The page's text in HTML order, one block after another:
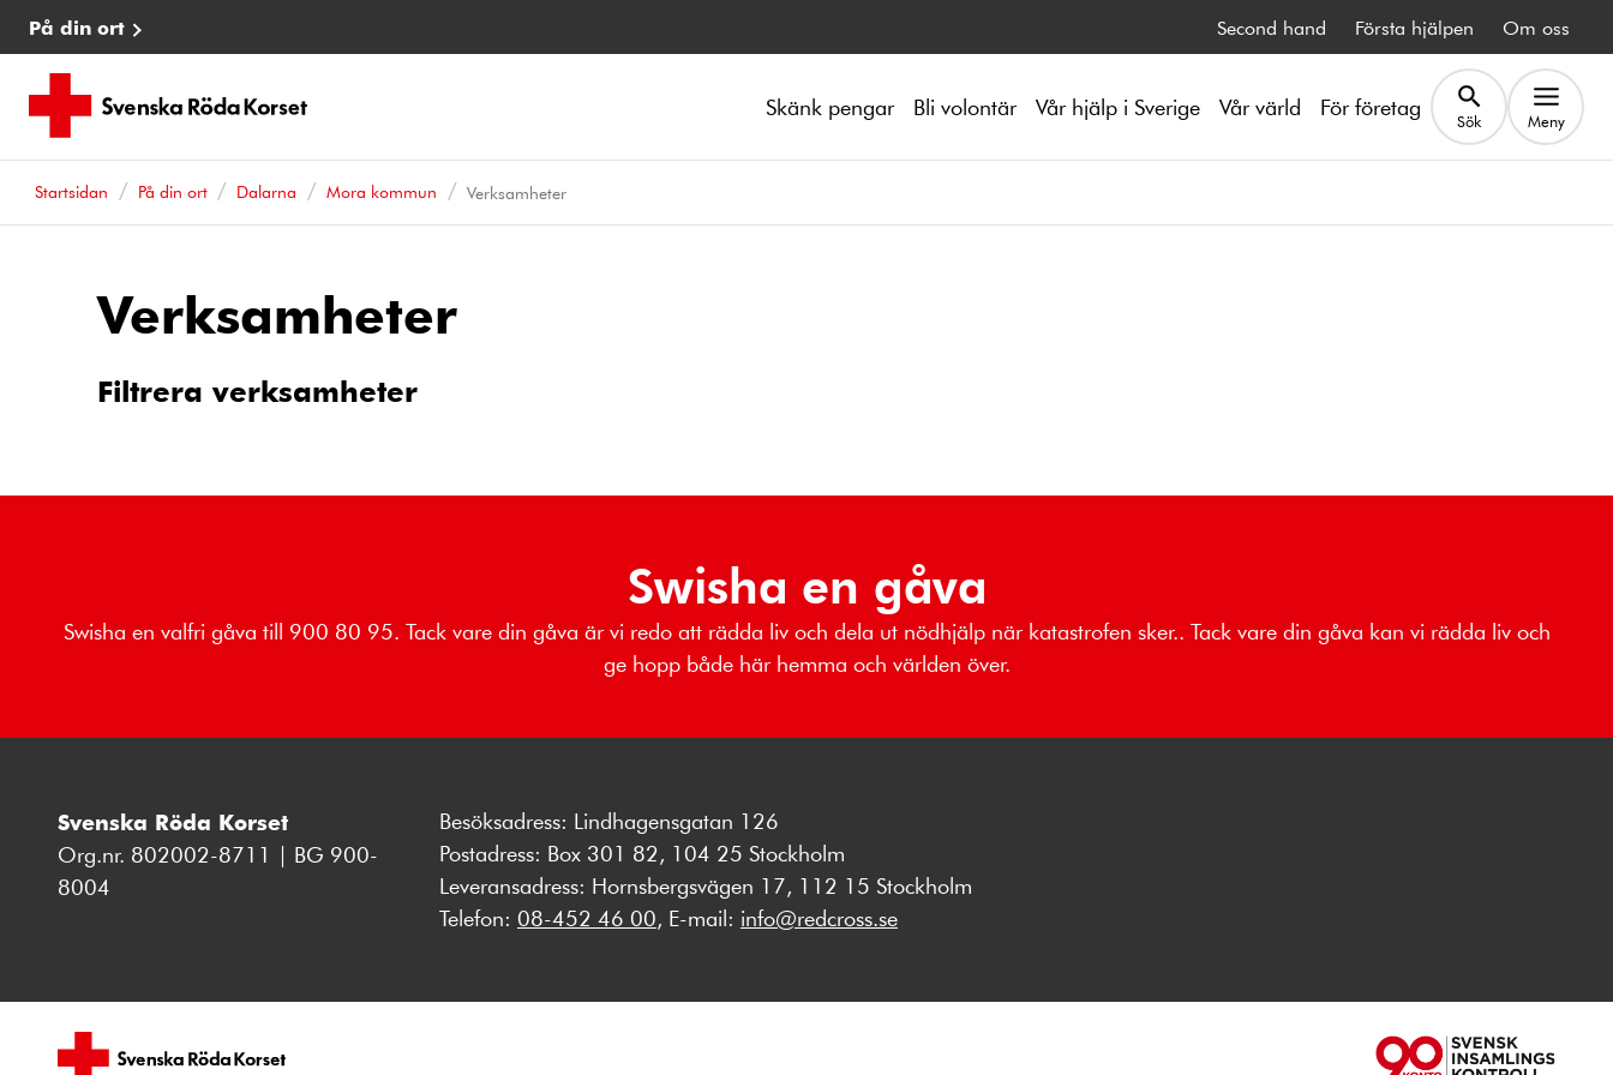
På din ort Second hand Första hjälpen Om oss
Skänk pengar Bli volontär Vår hjälp i Sverige Vår värld För företag Sök Meny
Startsidan På din ort Dalarna Mora kommun Verksamheter
Verksamheter
Filtrera verksamheter
Swisha en gåva
Swisha en valfri gåva till 900 80 95. Tack vare din gåva är vi redo att rädda liv och dela ut nödhjälp när katastrofen sker.. Tack vare din gåva kan vi rädda liv och
ge hopp både här hemma och världen över.
Svenska Röda Korset
Org.nr. 802002-8711 | BG 900-
8004
Besöksadress: Lindhagensgatan 126
Postadress: Box 301 82, 104 25 Stockholm
Leveransadress: Hornsbergsvägen 17, 112 15 Stockholm
Telefon: 08-452 46 00, E-mail: info@redcross.se